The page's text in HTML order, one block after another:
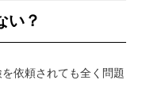
い？
依頼されても全く問題